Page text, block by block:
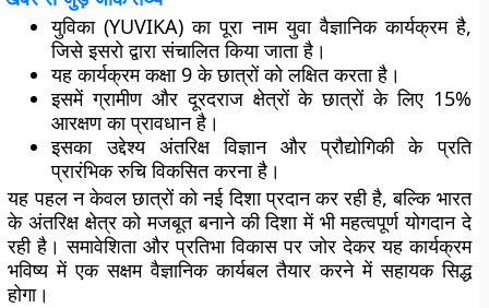
युविका (YUVIKA) का पूरा नाम युवा वैज्ञानिक कार्यक्रम है,
जिसे इसरो द्वारा संचालित किया जाता है।
यह कार्यक्रम कक्षा 9 के छात्रों को लक्षित करता है।
इसमें ग्रामीण और दूरदराज क्षेत्रों के छात्रों के लिए 15%
आरक्षण का प्रावधान है।
इसका उद्देश्य अंतरिक्ष विज्ञान और प्रौद्योगिकी के प्रति
प्रारंभिक रुचि विकसित करना है।
यह पहल न केवल छात्रों को नई दिशा प्रदान कर रही है, बल्कि भारत
के अंतरिक्ष क्षेत्र को मजबूत बनाने की दिशा में भी महत्वपूर्ण योगदान दे
रही है। समावेशिता और प्रतिभा विकास पर जोर देकर यह कार्यक्रम
भविष्य में एक सक्षम वैज्ञानिक कार्यबल तैयार करने में सहायक सिद्ध
होगा।